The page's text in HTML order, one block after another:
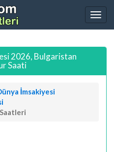
2026, Bulgaristan
Saati
İmsakiyesi